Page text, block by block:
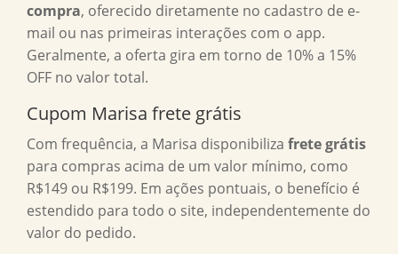
compra, oferecido diretamente no cadastro de e-
mail ou nas primeiras interações com o app.
Geralmente, a oferta gira em torno de 10% a 15%
OFF no valor total.
Cupom Marisa frete grátis
Com frequência, a Marisa disponibiliza frete grátis
para compras acima de um valor mínimo, como
R$149 ou R$199. Em ações pontuais, o benefício é
estendido para todo o site, independentemente do
valor do pedido.